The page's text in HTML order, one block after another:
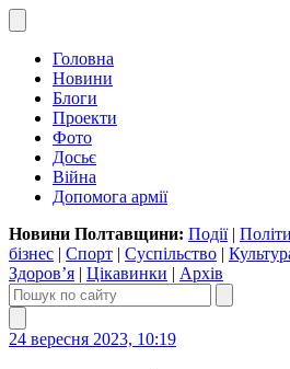
Головна
Новини
Блоги
Проекти
Фото
Досьє
Війна
Допомога армії
Новини Полтавщини: Події|
бізнес | Спорт | Суспільство |
Здоров’я | Цікавинки | Архів
24 вересня 2023, 10:19